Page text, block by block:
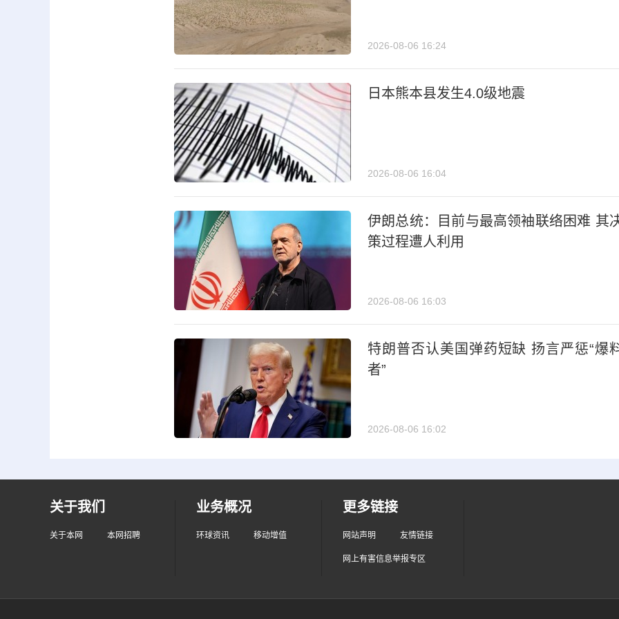
2026-08-06 16:24
日本熊本县发生4.0级地震
2026-08-06 16:04
伊朗总统：目前与最高领袖联络困难 其
策过程遭人利用
2026-08-06 16:03
特朗普否认美国弹药短缺 扬言严惩“爆
者”
2026-08-06 16:02
关于我们
关于本网 本网招聘
业务概况
环球资讯 移动增值
更多链接
网站声明 友情链接
网上有害信息举报专区